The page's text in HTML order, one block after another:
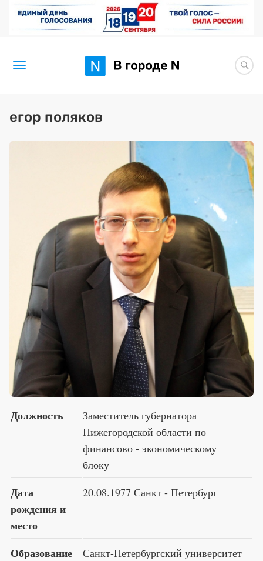
Здоровье
BORЩ
Искусство исцелять
Премия 2026 (текущая)
Премия 2025
Эксперты
егор поляков
Должность
Заместитель губернатора
Нижегородской области по
финансово - экономическому
блоку
Дата
рождения и
место
20.08.1977 Санкт - Петербург
Образование
Санкт-Петербургский университет